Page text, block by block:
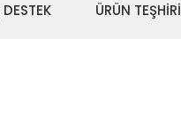
ÜRÜN TEŞHİRİ